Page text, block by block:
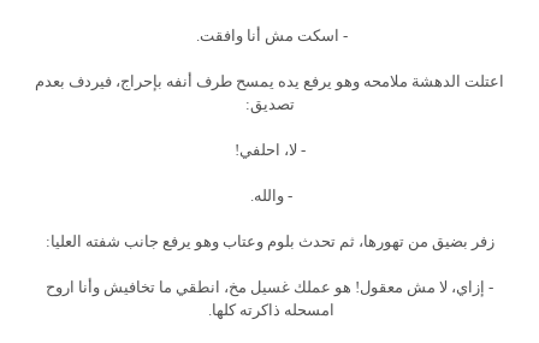
- اسكت مش أنا وافقت.
اعتلت الدهشة ملامحه وهو يرفع يده يمسح طرف أنفه بإحراج، فيردف بعدم
تصديق:
- لا، احلفي!
- والله.
زفر بضيق من تهورها، ثم تحدث بلوم وعتاب وهو يرفع جانب شفته العليا:
- إزاي، لا مش معقول! هو عملك غسيل مخ، انطقي ما تخافيش وأنا اروح
امسحله ذاكرته كلها.